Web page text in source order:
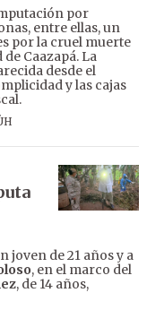
por
entre ellas, un
por la cruel muerte
Caazapá. La
desde el
y las cajas
joven de 21 años y a
, en el marco del
, de 14 años,